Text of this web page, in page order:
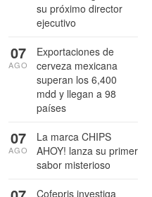
su próximo director
ejecutivo
Exportaciones de
cerveza mexicana
superan los 6,400
mdd y llegan a 98
países
07
AGO
La marca CHIPS
AHOY! lanza su primer
sabor misterioso
07
AGO
Cofepris investiga